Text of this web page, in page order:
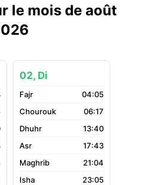
le mois de août
02, Di
04:05
06:17
13:40
17:43
21:04
23:05